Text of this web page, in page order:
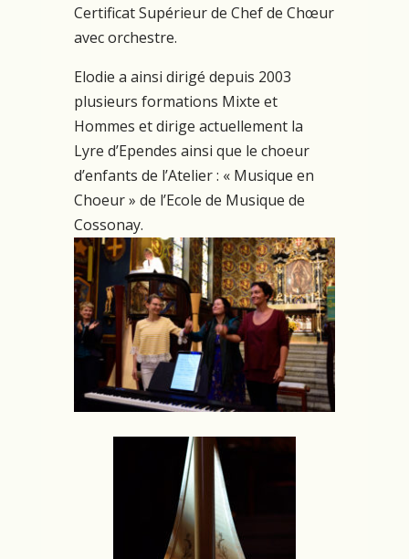
Certificat Supérieur de Chef de Chœur
avec orchestre.
Elodie a ainsi dirigé depuis 2003
plusieurs formations Mixte et
Hommes et dirige actuellement la
Lyre d’Ependes ainsi que le choeur
d’enfants de l’Atelier : « Musique en
Choeur » de l’Ecole de Musique de
Cossonay.